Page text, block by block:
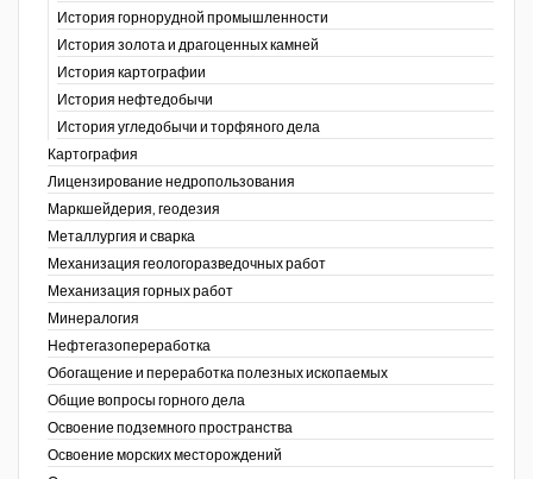
История горнорудной промышленности
История золота и драгоценных камней
История картографии
История нефтедобычи
История угледобычи и торфяного дела
Картография
Лицензирование недропользования
Маркшейдерия, геодезия
Металлургия и сварка
Механизация геологоразведочных работ
Механизация горных работ
Минералогия
Нефтегазопереработка
Обогащение и переработка полезных ископаемых
Общие вопросы горного дела
Освоение подземного пространства
Освоение морских месторождений